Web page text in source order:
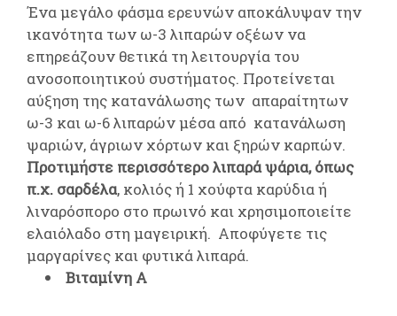
Ένα μεγάλο φάσμα ερευνών αποκάλυψαν την
ικανότητα των ω-3 λιπαρών οξέων να
επηρεάζουν θετικά τη λειτουργία του
ανοσοποιητικού συστήματος. Προτείνεται
αύξηση της κατανάλωσης των απαραίτητων
ω-3 και ω-6 λιπαρών μέσα από κατανάλωση
ψαριών, άγριων χόρτων και ξηρών καρπών.
Προτιμήστε περισσότερο λιπαρά ψάρια, όπως
π.χ. σαρδέλα, κολιός ή 1 χούφτα καρύδια ή
λιναρόσπορο στο πρωινό και χρησιμοποιείτε
ελαιόλαδο στη μαγειρική. Αποφύγετε τις
μαργαρίνες και φυτικά λιπαρά.
Βιταμίνη Α